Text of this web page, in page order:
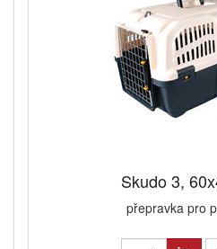
Skudo 3,
přepravka pro